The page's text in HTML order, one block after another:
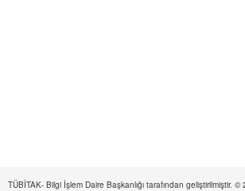
TÜBİTAK- Bilgi İşlem Daire Başkanlığı tarafından geliştirilmiştir.